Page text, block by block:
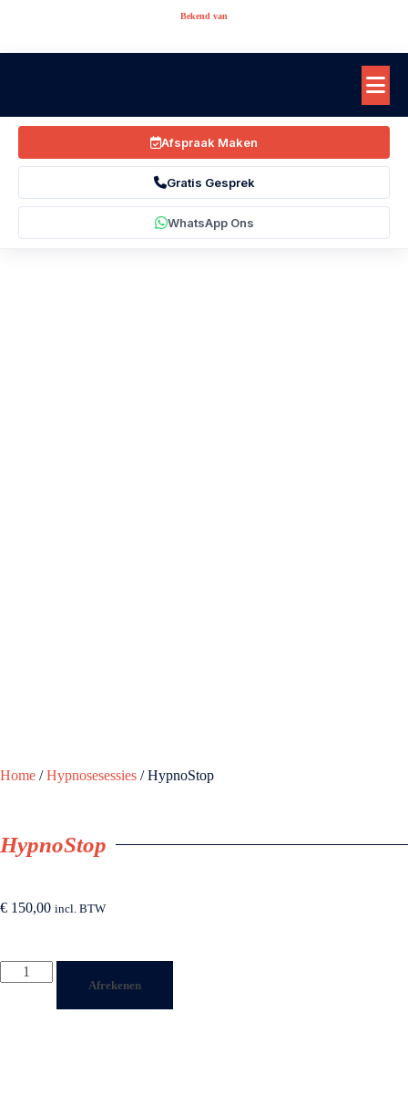
Bekend van
Afspraak Maken
Gratis Gesprek
WhatsApp Ons
Home /Hypnosesessies / HypnoStop
HypnoStop
€ 150,00 incl. BTW
Afrekenen